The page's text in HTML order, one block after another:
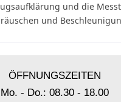
und die
und
ÖFFNUNGSZEITEN
Mo. - Do.: 08.30 - 18.00